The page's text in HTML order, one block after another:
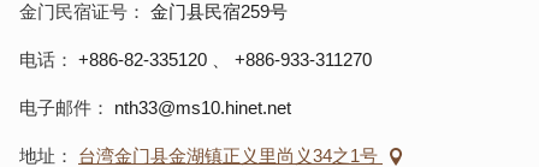
金门民宿证号 金门县民宿259号
电话 +886-82-335120 +886-933-311270
电子邮件 nth33@ms10.hinet.net
地址 台湾金门县金湖镇正义里尚义34之1号